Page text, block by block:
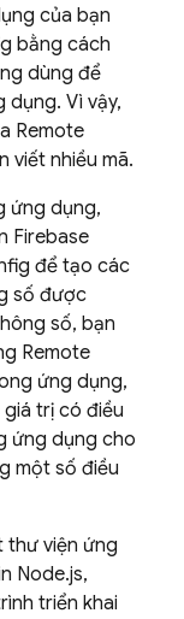
của bạn
bằng cách
dùng để
Vì vậy,
Remote
viết nhiều mã.
ứng dụng,
Firebase
để tạo các
số được
số, bạn
Remote
ứng dụng,
trị có điều
ứng dụng cho
một số điều
thư viện ứng
Node.js,
triển khai